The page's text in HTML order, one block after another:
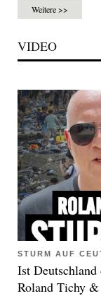
Weitere >>
VIDEO
STURM AUF
Ist
Roland Tichy